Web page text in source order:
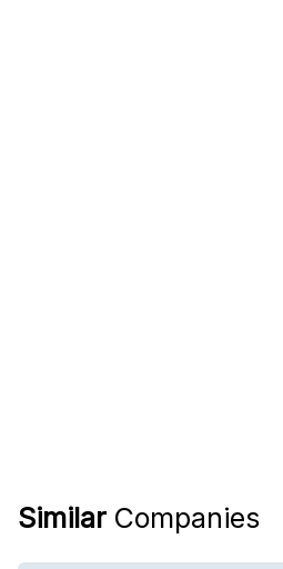
Similar Companies